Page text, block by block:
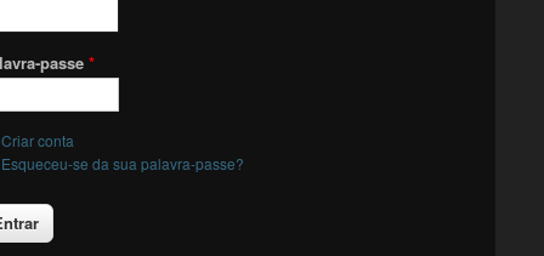
passe *
Criar conta
Esqueceu-se da sua palavra-passe?